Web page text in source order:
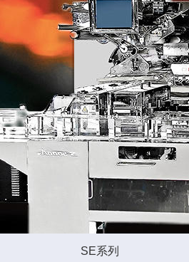
SE系列